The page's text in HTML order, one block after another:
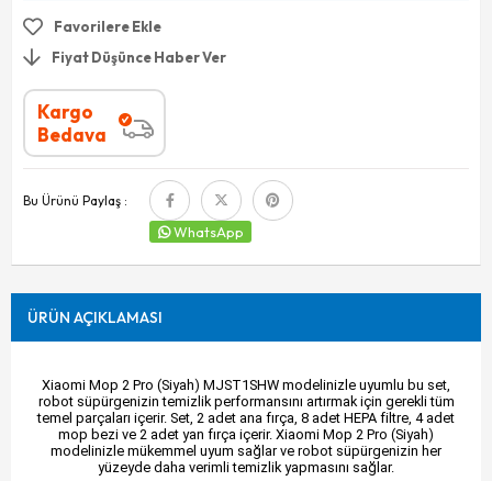
Favorilere Ekle
Fiyat Düşünce Haber Ver
Kargo
Bedava
Bu Ürünü Paylaş :
WhatsApp
ÜRÜN AÇIKLAMASI
Xiaomi Mop 2 Pro (Siyah) MJST1SHW modelinizle uyumlu bu set,
robot süpürgenizin temizlik performansını artırmak için gerekli tüm
temel parçaları içerir. Set, 2 adet ana fırça, 8 adet HEPA filtre, 4 adet
mop bezi ve 2 adet yan fırça içerir. Xiaomi Mop 2 Pro (Siyah)
modelinizle mükemmel uyum sağlar ve robot süpürgenizin her
yüzeyde daha verimli temizlik yapmasını sağlar.